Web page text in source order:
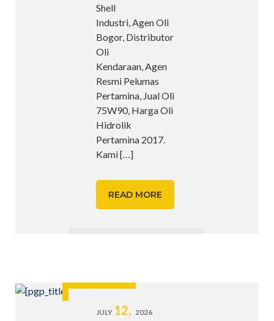
Shell
Industri, Agen Oli
Bogor, Distributor
Oli
Kendaraan, Agen
Resmi Pelumas
Pertamina, Jual Oli
75W90, Harga Oli
Hidrolik
Pertamina 2017.
Kami[…]
READ MORE
JULY 12, 2026